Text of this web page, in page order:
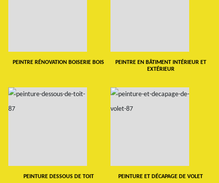
PEINTRE RÉNOVATION BOISERIE BOIS
PEINTRE EN BÂTIMENT INTÉRIEUR ET
EXTÉRIEUR
PEINTURE DESSOUS DE TOIT PEINTURE ET DÉCAPAGE DE VOLET